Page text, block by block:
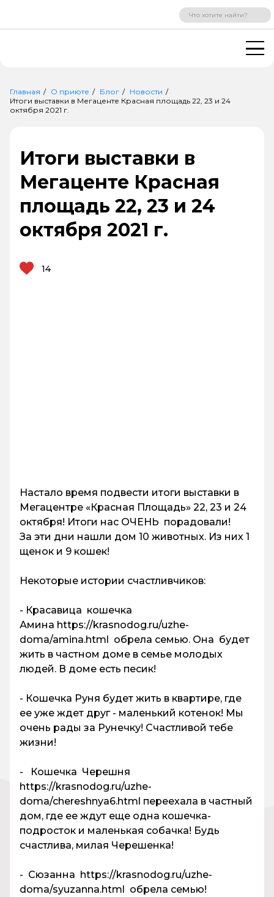
ВХОД РЕГИСТРАЦИЯ
Главная О приюте Блог
Новости
Итоги выставки в Мегаценте Красная площадь 22, 23 и 24
октября 2021 г.
Итоги выставки в
Мегаценте Красная
площадь 22, 23 и 24
октября 2021 г.
14
Настало время подвести итоги выставки в
Мегацентре «Красная Площадь» 22, 23 и 24
октября! Итоги нас ОЧЕНЬ порадовали!
За эти дни нашли дом 10 животных. Из них 1
щенок и 9 кошек!
Некоторые истории счастливчиков:
- Красавица кошечка
Амина https://krasnodog.ru/uzhe-
doma/amina.html обрела семью. Она будет
жить в частном доме в семье молодых
людей. В доме есть песик!
- Кошечка Руня будет жить в квартире, где
ее уже ждет друг - маленький котенок! Мы
очень рады за Рунечку! Счастливой тебе
жизни!
- Кошечка Черешня
https://krasnodog.ru/uzhe-
doma/chereshnya6.html переехала в частный
дом, где ее ждут еще одна кошечка-
подросток и маленькая собачка! Будь
счастлива, милая Черешенка!
- Сюзанна https://krasnodog.ru/uzhe-
doma/syuzanna.html обрела семью!